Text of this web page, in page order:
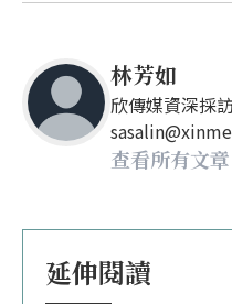
林芳如
欣傳媒資深採
查看所有文章
延伸閱讀